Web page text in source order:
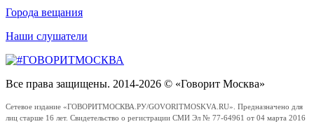
Города вещания
Наши слушатели
Все права защищены. 2014-2026 © «Говорит Москва»
Сетевое издание «ГОВОРИТМОСКВА.РУ/GOVORITMOSKVA.RU». Предназначено для
лиц старше 16 лет. Свидетельство о регистрации СМИ Эл № 77-64961 от 04 марта 2016